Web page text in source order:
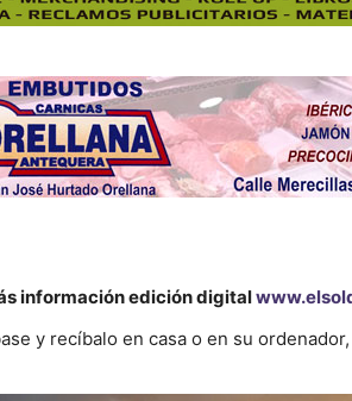
información edición digital
y recíbalo en casa o en su